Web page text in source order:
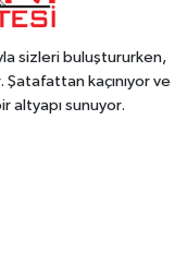
sizleri buluştururken,
kaçınıyor ve
altyapı sunuyor.